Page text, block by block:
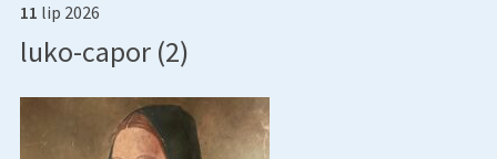
11 lip 2026
luko-capor (2)